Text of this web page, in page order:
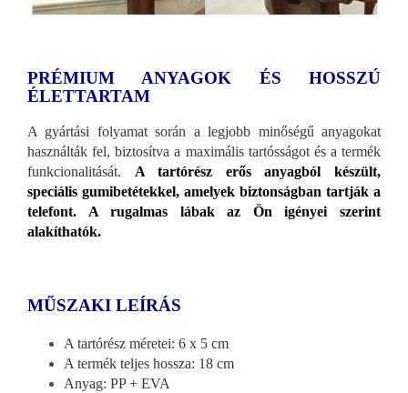
PRÉMIUM ANYAGOK ÉS HOSSZÚ
ÉLETTARTAM
A gyártási folyamat során a legjobb minőségű anyagokat
használták fel, biztosítva a maximális tartósságot és a termék
funkcionalitását. A tartórész erős anyagból készült,
speciális gumibetétekkel, amelyek biztonságban tartják a
telefont. A rugalmas lábak az Ön igényei szerint
alakíthatók.
MŰSZAKI LEÍRÁS
A tartórész méretei: 6 x 5 cm
A termék teljes hossza: 18 cm
Anyag: PP + EVA